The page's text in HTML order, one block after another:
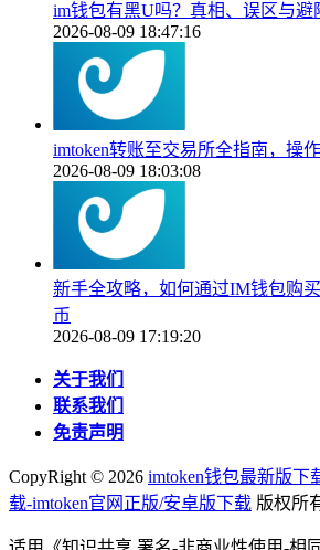
im钱包有黑U吗？真相、误区与避
2026-08-09 18:47:16
imtoken转账至交易所全指南，操
2026-08-09 18:03:08
新手全攻略，如何通过IM钱包购
币
2026-08-09 17:19:20
关于我们
联系我们
免责声明
CopyRight © 2026 imtoken钱包最新版下
载-imtoken官网正版/安卓版下载 版权所